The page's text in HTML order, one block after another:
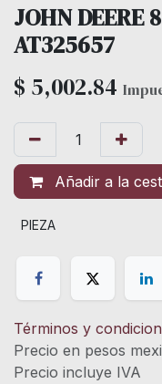
JOHN
AT325657
$ 5,002.84
Añadir a la
PIEZA
Términos y
Precio en pesos
Precio